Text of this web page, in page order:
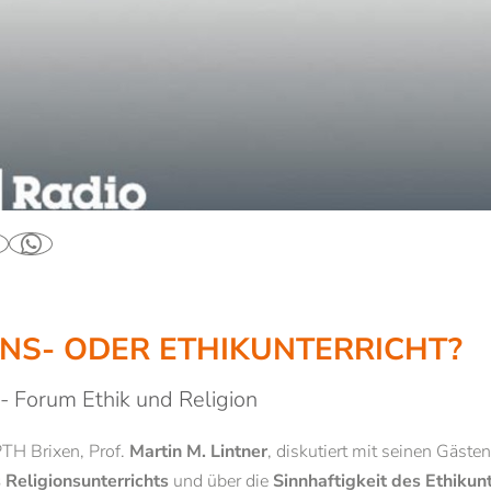
Mehr als nur ein Job
für Studierende
Institut für theologische Studien ISR in
Theologie und Philosophie im Kontext
Brixner Philosophietage
ODER ETHIKUNTERRICHT?
Forum Ethik und Religion
Brixen, Prof. Martin M. Lintner, diskutiert mit seinen
Religionsunterrichts und über die Sinnhaftigkeit des
NEWSLETTERANMELDUNG
Anrede